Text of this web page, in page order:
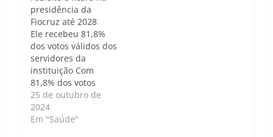
presidência da
Fiocruz até 2028
Ele recebeu 81,8%
dos votos válidos dos
servidores da
instituição Com
81,8% dos votos
válidos, o presidente
da Fundação
Oswaldo Cruz
25 de outubro de
2024
Em "Saúde"